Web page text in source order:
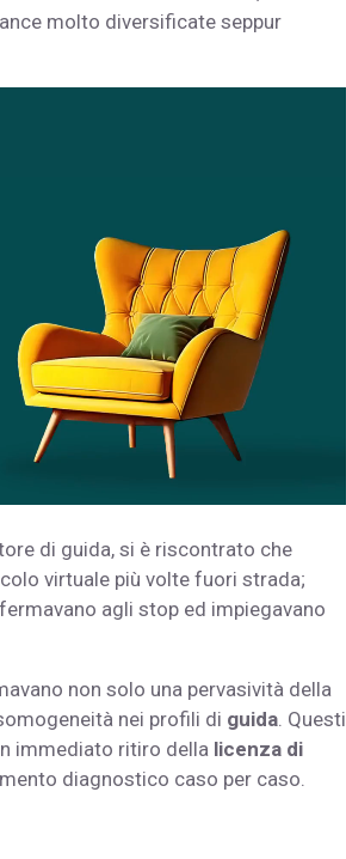
molto diversificate seppur
di guida, si è riscontrato che
virtuale più volte fuori strada;
agli stop ed impiegavano
non solo una pervasività della
nei profili di guida. Questi
immediato ritiro della licenza di
diagnostico caso per caso.